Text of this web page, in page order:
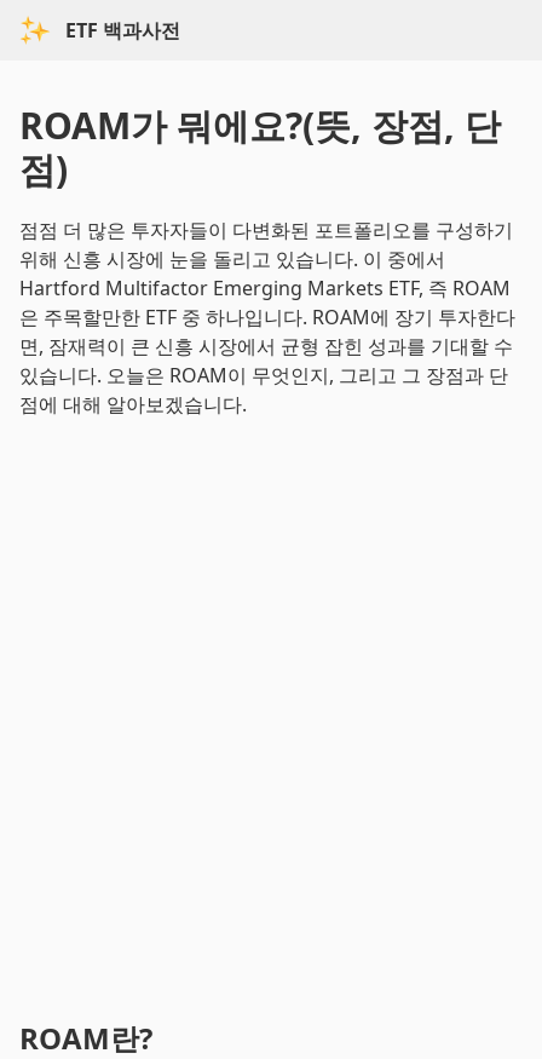
ETF 백과사전
ROAM가 뭐에요?(뜻, 장점, 단
점)
점점 더 많은 투자자들이 다변화된 포트폴리오를 구성하기
위해 신흥 시장에 눈을 돌리고 있습니다. 이 중에서
Hartford Multifactor Emerging Markets ETF, 즉 ROAM
은 주목할만한 ETF 중 하나입니다. ROAM에 장기 투자한다
면, 잠재력이 큰 신흥 시장에서 균형 잡힌 성과를 기대할 수
있습니다. 오늘은 ROAM이 무엇인지, 그리고 그 장점과 단
점에 대해 알아보겠습니다.
ROAM란?